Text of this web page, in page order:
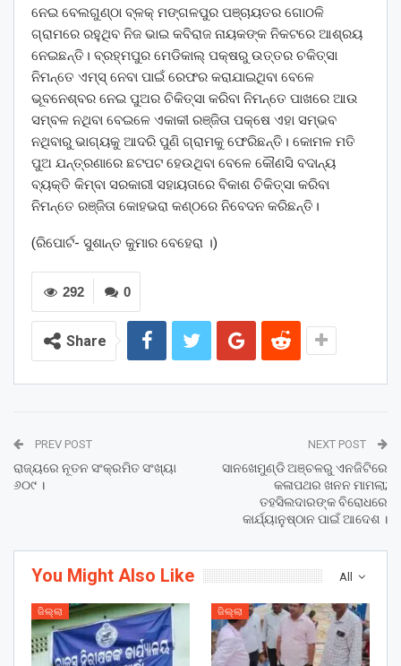
ନେଇ ବେଲଗୁଣ୍ଠା ବ୍ଳକ୍ ମଙ୍ଗଳପୁର ପଞ୍ଚାୟତର ଗୋଠଳି
ଗ୍ରାମରେ ରହୁଥିବ ନିଜ ଭାଇ କବିରାଜ ନାୟକଙ୍କ ନିକଟରେ ଆଶ୍ରୟ
ନେଇଛନ୍ତି। ବ୍ରହ୍ମପୁର ମେଡିକାଲ୍ ପକ୍ଷରୁ ଉତ୍ତର ଚକିତ୍ସା
ନିମନ୍ତେ ଏମ୍ସ୍ ନେବା ପାଇଁ ରେଫର କରାଯାଇଥିବା ବେଳେ
ଭୂବନେଶ୍ବର ନେଇ ପୁଅର ଚିକିତ୍ସା କରିବା ନିମନ୍ତେ ପାଖରେ ଆଉ
ସମ୍ବଳ ନଥିବା ବେଇଳେ ଏକାକୀ ରଞ୍ଜିତା ପକ୍ଷେ ଏହା ସମ୍ଭବ
ନଥିବାରୁ ଭାଗ୍ୟକୁ ଆଦରି ପୁଣି ଗ୍ରାମକୁ ଫେରିଛନ୍ତି। କୋମଳ ମତି
ପୁଅ ଯନ୍ତ୍ରଣାରେ ଛଟପଟ ହେଉଥିବା ବେଳେ କୌଣସି ବଦାନ୍ୟ
ବ୍ୟକ୍ତି କିମ୍ବା ସରକାରୀ ସହାୟତାରେ ବିକାଶ ଚିକିତ୍ସା କରିବା
ନିମନ୍ତେ ରଞ୍ଜିତା କୋହଭରା କଣ୍ଠରେ ନିବେଦନ କରିଛନ୍ତି।
(ରିପୋର୍ଟ- ସୁଶାନ୍ତ କୁମାର ବେହେରା ।)
0
292
Share
PREV POST
ରାଜ୍ୟରେ ନୂତନ ସଂକ୍ରମିତ ସଂଖ୍ୟା
୬୦୯ ।
NEXT POST
ସାନଖେମୁଣ୍ଡି ଅଞ୍ଚଳରୁ ଏନଜିଟିରେ
କଳାପଥର ଖନନ ମାମଲା;
ତହସିଲଦାରଙ୍କ ବିରୋଧରେ
କାର୍ଯ୍ୟାନୁଷ୍ଠାନ ପାଇଁ ଆଦେଶ ।
All
You Might Also Like
ଜିଲ୍ଲା ଜିଲ୍ଲା